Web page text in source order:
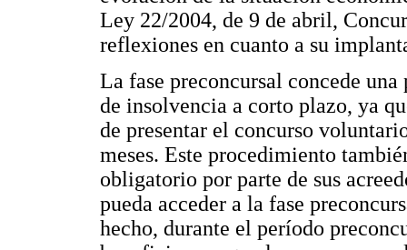
Ley 22/2004, de 9 de abril,
reflexiones en cuanto a su
La fase preconcursal concede
de insolvencia a corto plazo, ya
de presentar el concurso
meses. Este procedimiento
obligatorio por parte de sus
pueda acceder a la fase
hecho, durante el período